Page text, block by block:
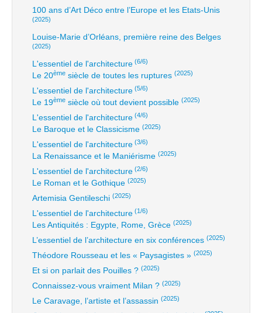
100 ans d’Art Déco entre l’Europe et les Etats-Unis
(2025)
Louise-Marie d’Orléans, première reine des Belges
(2025)
L'essentiel de l'architecture (6/6)
Le 20ème siècle de toutes les ruptures (2025)
L'essentiel de l'architecture (5/6)
Le 19ème siècle où tout devient possible (2025)
L'essentiel de l'architecture (4/6)
Le Baroque et le Classicisme (2025)
L'essentiel de l'architecture (3/6)
La Renaissance et le Maniérisme (2025)
L'essentiel de l'architecture (2/6)
Le Roman et le Gothique (2025)
Artemisia Gentileschi (2025)
L'essentiel de l'architecture (1/6)
Les Antiquités : Egypte, Rome, Grèce (2025)
L’essentiel de l’architecture en six conférences (2025)
Théodore Rousseau et les « Paysagistes » (2025)
Et si on parlait des Pouilles ? (2025)
Connaissez-vous vraiment Milan ? (2025)
Le Caravage, l’artiste et l’assassin (2025)